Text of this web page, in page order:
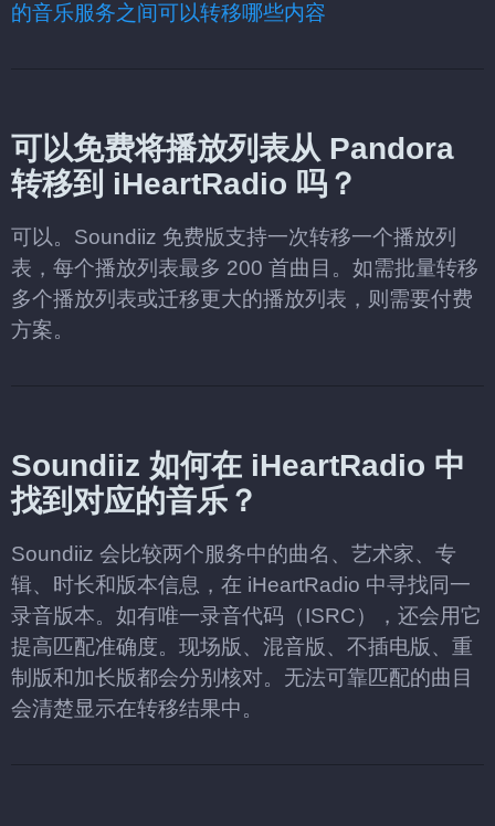
的音乐服务之间可以转移哪些内容
可以免费将播放列表从 Pandora
转移到 iHeartRadio 吗？
可以。Soundiiz 免费版支持一次转移一个播放列
表，每个播放列表最多 200 首曲目。如需批量转移
多个播放列表或迁移更大的播放列表，则需要付费
方案。
Soundiiz 如何在 iHeartRadio 中
找到对应的音乐？
Soundiiz 会比较两个服务中的曲名、艺术家、专
辑、时长和版本信息，在 iHeartRadio 中寻找同一
录音版本。如有唯一录音代码（ISRC），还会用它
提高匹配准确度。现场版、混音版、不插电版、重
制版和加长版都会分别核对。无法可靠匹配的曲目
会清楚显示在转移结果中。